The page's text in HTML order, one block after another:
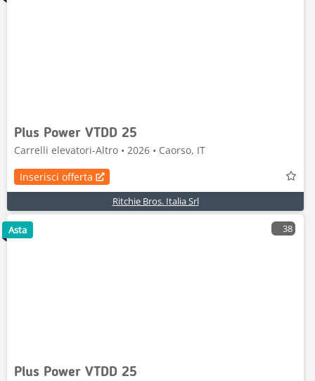
Plus Power VTDD 25
Carrelli elevatori-Altro • 2026 • Caorso, IT
Inserisci offerta
Ritchie Bros. Italia Srl
38
Plus Power VTDD 25
Asta